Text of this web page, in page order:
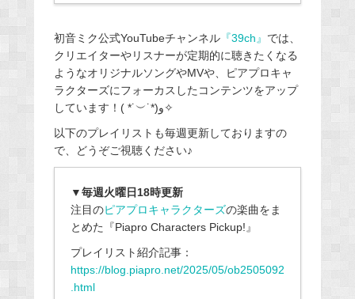
初音ミク公式YouTubeチャンネル『39ch』 では、
クリエイターやリスナーが定期的に聴きたくなる
ようなオリジナルソングやMVや、ピアプロキャ
ラクターズにフォーカスしたコンテンツをアップ
しています！( *˙︶˙*)و✧
以下のプレイリストも毎週更新しておりますの
で、
どうぞご視聴ください♪
▼毎週火曜日18時更新
注目のピアプロキャラクターズの楽曲をま
とめた『Piapro Characters Pickup!』
プレイリスト紹介記事：
https://blog.piapro.net/2025/05/ob2505092
.html